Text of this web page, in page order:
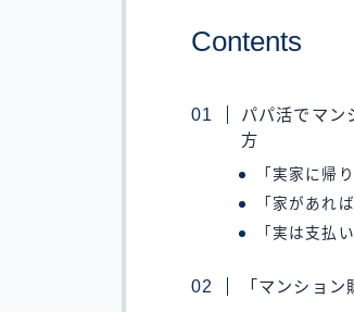
Contents
パパ活でマン
方
「実家に帰
「家があれ
「実は支払
「マンショ